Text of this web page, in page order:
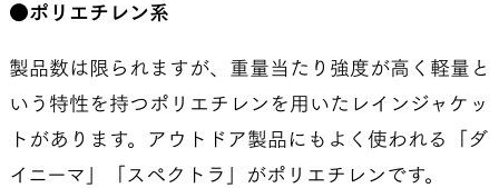
●ポリエチレン系
製品数は限られますが、重量当たり強度が高く軽量と
いう特性を持つポリエチレンを用いたレインジャケッ
トがあります。アウトドア製品にもよく使われる「ダ
イニーマ」「スペクトラ」がポリエチレンです。